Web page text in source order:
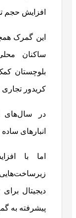
افزایش
این گمرک
ساکنان
بلوچستان
کریدور
در سال‌های
انبارهای
اما با
دیجیتال
پیشرفته به